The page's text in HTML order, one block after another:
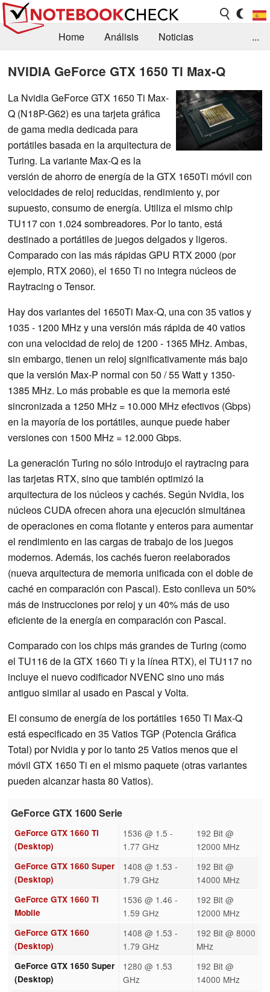
Home Análisis
Noticias
Contacto
...
NVIDIA GeForce GTX 1650 Ti Max-Q
La Nvidia GeForce GTX 1650 Ti Max-
Q (N18P-G62) es una tarjeta gráfica
de gama media dedicada para
portátiles basada en la arquitectura de
Turing. La variante Max-Q es la
versión de ahorro de energía de la GTX 1650Ti móvil con
velocidades de reloj reducidas, rendimiento y, por
supuesto, consumo de energía. Utiliza el mismo chip
TU117 con 1.024 sombreadores. Por lo tanto, está
destinado a portátiles de juegos delgados y ligeros.
Comparado con las más rápidas GPU RTX 2000 (por
ejemplo, RTX 2060), el 1650 Ti no integra núcleos de
Raytracing o Tensor.
Hay dos variantes del 1650Ti Max-Q, una con 35 vatios y
1035 - 1200 MHz y una versión más rápida de 40 vatios
con una velocidad de reloj de 1200 - 1365 MHz. Ambas,
sin embargo, tienen un reloj significativamente más bajo
que la versión Max-P normal con 50 / 55 Watt y 1350-
1385 MHz. Lo más probable es que la memoria esté
sincronizada a 1250 MHz = 10.000 MHz efectivos (Gbps)
en la mayoría de los portátiles, aunque puede haber
versiones con 1500 MHz = 12.000 Gbps.
La generación Turing no sólo introdujo el raytracing para
las tarjetas RTX, sino que también optimizó la
arquitectura de los núcleos y cachés. Según Nvidia, los
núcleos CUDA ofrecen ahora una ejecución simultánea
de operaciones en coma flotante y enteros para aumentar
el rendimiento en las cargas de trabajo de los juegos
modernos. Además, los cachés fueron reelaborados
(nueva arquitectura de memoria unificada con el doble de
caché en comparación con Pascal). Esto conlleva un 50%
más de instrucciones por reloj y un 40% más de uso
eficiente de la energía en comparación con Pascal.
Comparado con los chips más grandes de Turing (como
el TU116 de la GTX 1660 Ti y la línea RTX), el TU117 no
incluye el nuevo codificador NVENC sino uno más
antiguo similar al usado en Pascal y Volta.
El consumo de energía de los portátiles 1650 Ti Max-Q
está especificado en 35 Vatios TGP (Potencia Gráfica
Total) por Nvidia y por lo tanto 25 Vatios menos que el
móvil GTX 1650 Ti en el mismo paquete (otras variantes
pueden alcanzar hasta 80 Vatios).
GeForce GTX 1600 Serie
GeForce GTX 1660 Ti
(Desktop)
1536 @ 1.5 -
1.77 GHz
192 Bit @
12000 MHz
GeForce GTX 1660 Super
(Desktop)
1408 @ 1.53 -
1.79 GHz
192 Bit @
14000 MHz
GeForce GTX 1660 Ti
Mobile
1536 @ 1.46 -
1.59 GHz
192 Bit @
12000 MHz
GeForce GTX 1660
(Desktop)
1408 @ 1.53 -
1.79 GHz
192 Bit @ 8000
MHz
GeForce GTX 1650 Super
(Desktop)
1280 @ 1.53
GHz
192 Bit @
14000 MHz